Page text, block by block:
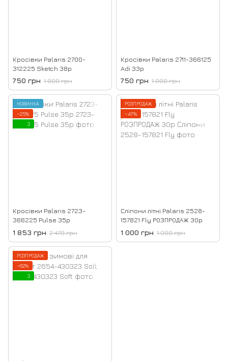
Кросівки Palaris 2700-
312225 Sketch 38р
750 грн 1 000 грн
Кросівки Palaris 2711-366125
Adi 33р
750 грн 1 000 грн
НОВИНКА
−25%
3
Кросівки Palaris 2723-
366225 Pulse 35р
1 853 грн 2 470 грн
РОЗПРОДАЖ
−47%
Сліпони літні Palaris 2528-
157821 Fly РОЗПРОДАЖ 30р
1 000 грн 1 900 грн
РОЗПРОДАЖ
−62%
3